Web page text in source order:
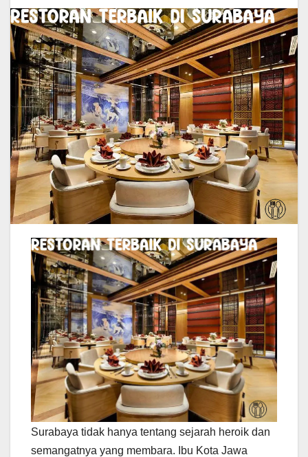
Surabaya tidak hanya tentang sejarah heroik dan
semangatnya yang membara. Ibu Kota Jawa